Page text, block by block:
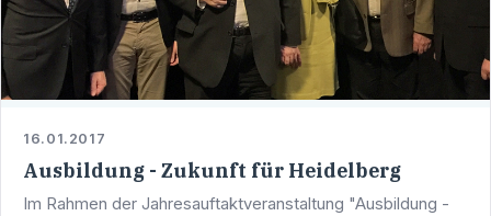
16.01.2017
Ausbildung - Zukunft für Heidelberg
Im Rahmen der Jahresauftaktveranstaltung "Ausbildung -